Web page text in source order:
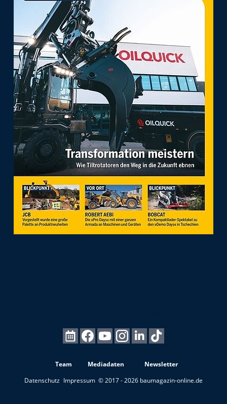
Team Mediadaten
Newsletter
Datenschutz Impressum © 2017 - 2026 baumagazin-online.de